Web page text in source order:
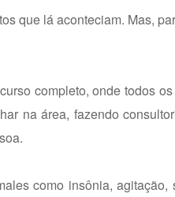
que lá aconteciam. Mas,
completo, onde todos
na área, fazendo
como insônia, agitação,